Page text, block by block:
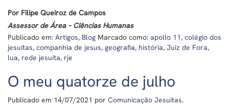
Por Filipe Queiroz de Campos
Assessor de Área – Ciências Humanas
Publicado em: Artigos, Blog Marcado como: apollo 11, colégio dos
jesuítas, companhia de jesus, geografia, história, Juiz de Fora,
lua, rede jesuíta, rje
O meu quatorze de julho
Publicado em 14/07/2021 por Comunicação Jesuitas.